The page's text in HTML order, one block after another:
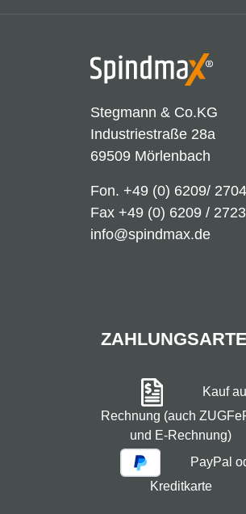
Stegmann & Co.KG
Industriestraße 28a
69509 Mörlenbach
Fon. +49 (0) 6209/
Fax +49 (0) 6209 /
info@spindmax.de
Kauf
Rechnung (auch
und E-Rechnung)
PayPal
Kreditkarte